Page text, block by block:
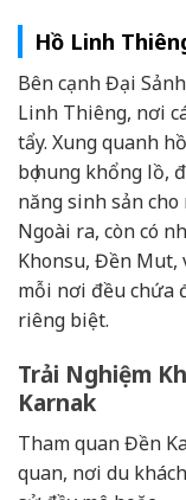
Hồ Linh
Bên cạnh Đại
Linh Thiêng, nơi
tẩy. Xung quanh
bọ hung khổng lồ,
năng sinh sản
Ngoài ra, còn có
Khonsu, Đền Mut,
mỗi nơi đều chứa
riêng biệt.
Trải Nghiệm
Karnak
Tham quan Đền
quan, nơi du